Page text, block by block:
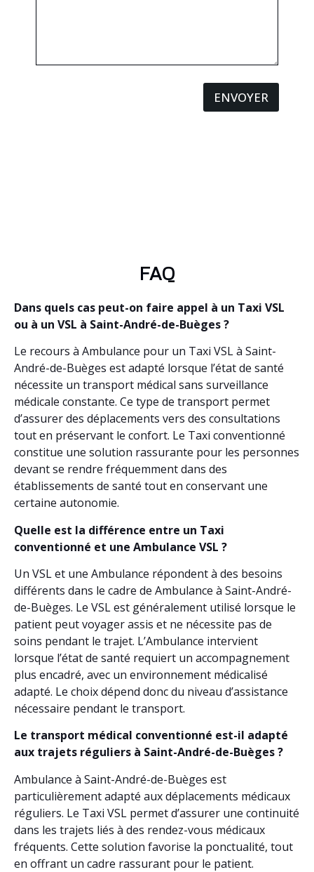
ENVOYER
FAQ
Dans quels cas peut-on faire appel à un Taxi VSL
ou à un VSL à Saint-André-de-Buèges ?
Le recours à Ambulance pour un Taxi VSL à Saint-
André-de-Buèges est adapté lorsque l’état de santé
nécessite un transport médical sans surveillance
médicale constante. Ce type de transport permet
d’assurer des déplacements vers des consultations
tout en préservant le confort. Le Taxi conventionné
constitue une solution rassurante pour les personnes
devant se rendre fréquemment dans des
établissements de santé tout en conservant une
certaine autonomie.
Quelle est la différence entre un Taxi
conventionné et une Ambulance VSL ?
Un VSL et une Ambulance répondent à des besoins
différents dans le cadre de Ambulance à Saint-André-
de-Buèges. Le VSL est généralement utilisé lorsque le
patient peut voyager assis et ne nécessite pas de
soins pendant le trajet. L’Ambulance intervient
lorsque l’état de santé requiert un accompagnement
plus encadré, avec un environnement médicalisé
adapté. Le choix dépend donc du niveau d’assistance
nécessaire pendant le transport.
Le transport médical conventionné est-il adapté
aux trajets réguliers à Saint-André-de-Buèges ?
Ambulance à Saint-André-de-Buèges est
particulièrement adapté aux déplacements médicaux
réguliers. Le Taxi VSL permet d’assurer une continuité
dans les trajets liés à des rendez-vous médicaux
fréquents. Cette solution favorise la ponctualité, tout
en offrant un cadre rassurant pour le patient.